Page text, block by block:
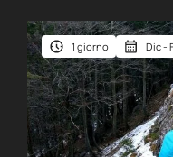
1 giorno Dic -